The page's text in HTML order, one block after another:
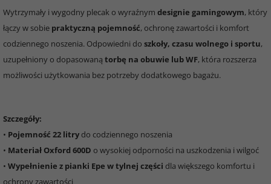
Wytrzymały i wygodny plecak o wyraźnym designie gamingowym, który
łączy w sobie praktyczną pojemność, ochronę zawartości i komfort
codziennego noszenia. Odpowiedni do szkoły, czasu wolnego i sportu,
uzupełniony o dopasowaną torbę na obuwie lub WF, która rozszerza
możliwości użytkowania bez potrzeby dodatkowego bagażu.
Szczegóły:
• Pojemność 22 litry do codziennego noszenia
• Materiał Oxford 600D o wysokiej odporności na uszkodzenia i wilgoć
• Wypełnienie z pianki Epe w tylnej części dla większego komfortu i
ochrony zawartości